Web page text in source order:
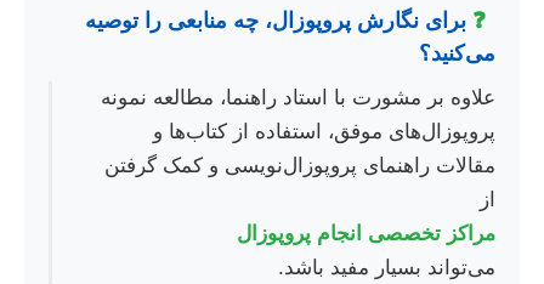
❓ برای نگارش پروپوزال، چه منابعی را توصیه
می‌کنید؟
علاوه بر مشورت با استاد راهنما، مطالعه نمونه
پروپوزال‌های موفق، استفاده از کتاب‌ها و
مقالات راهنمای پروپوزال‌نویسی و کمک گرفتن
از
مراکز تخصصی انجام پروپوزال
می‌تواند بسیار مفید باشد.